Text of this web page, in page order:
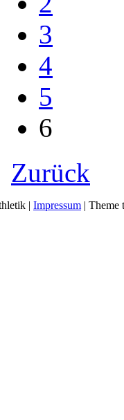
3
4
5
6
Zurück
| Impressum | Theme